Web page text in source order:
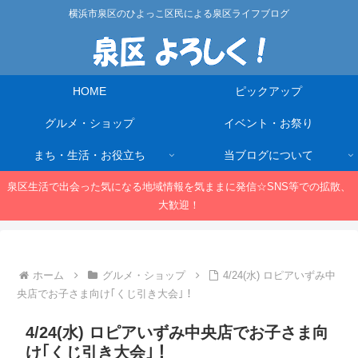
横浜市泉区のひよっこ区民による泉区ライフブログ
HOME ピックアップ
グルメ・ショップ イベント・お祭り
まち・生活・お役立ち 当ブログについて
泉区生活で出会った気になる地域情報を気ままに発信☆SNS等での拡散、
大歓迎！
ホーム グルメ・ショップ
4/24(水) ロピアいずみ中
央店でお子さま向け｢くじ引き大会｣！
4/24(水) ロピアいずみ中央店でお子さま向
け｢くじ引き大会｣！